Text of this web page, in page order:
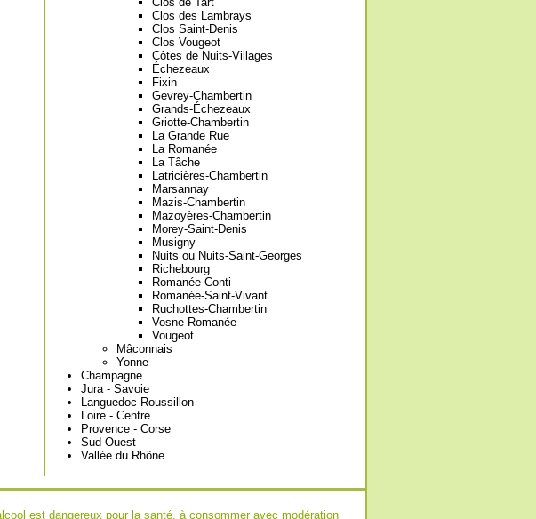
Clos des Lambrays
Clos Saint-Denis
Clos Vougeot
Côtes de Nuits-Villages
Échezeaux
Fixin
Gevrey-Chambertin
Grands-Échezeaux
Griotte-Chambertin
La Grande Rue
La Romanée
La Tâche
Latricières-Chambertin
Marsannay
Mazis-Chambertin
Mazoyères-Chambertin
Morey-Saint-Denis
Musigny
Nuits ou Nuits-Saint-Georges
Richebourg
Romanée-Conti
Romanée-Saint-Vivant
Ruchottes-Chambertin
Vosne-Romanée
Vougeot
Mâconnais
Yonne
Champagne
Jura - Savoie
Languedoc-Roussillon
Loire - Centre
Provence - Corse
Sud Ouest
Vallée du Rhône
est dangereux pour la santé, à consommer avec modération